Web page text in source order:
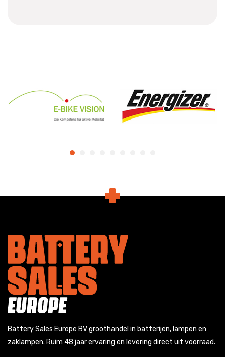
Battery Sales Europe BV groothandel in batterijen, lampen en
zaklampen. Ruim 48 jaar ervaring en levering direct uit voorraad.